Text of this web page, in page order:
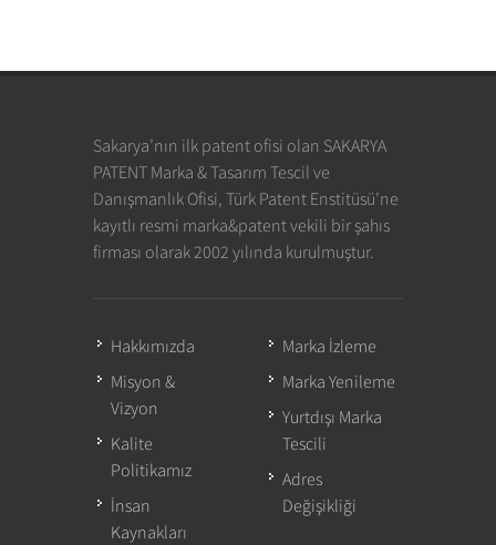
Sakarya’nın ilk patent ofisi olan SAKARYA
PATENT Marka & Tasarım Tescil ve
Danışmanlık Ofisi, Türk Patent Enstitüsü’ne
kayıtlı resmi marka&patent vekili bir şahıs
firması olarak 2002 yılında kurulmuştur.
Hakkımızda
Misyon &
Vizyon
Kalite
Politikamız
İnsan
Kaynakları
Marka İzleme
Marka Yenileme
Yurtdışı Marka
Tescili
Adres
Değişikliği